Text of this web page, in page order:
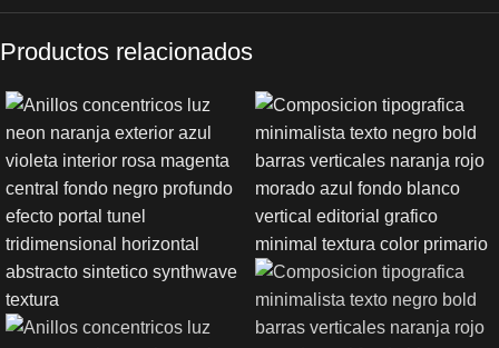
Productos relacionados